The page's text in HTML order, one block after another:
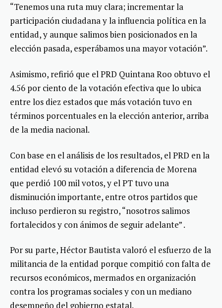
“Tenemos una ruta muy clara; incrementar la
participación ciudadana y la influencia política en la
entidad, y aunque salimos bien posicionados en la
elección pasada, esperábamos una mayor votación”.
Asimismo, refirió que el PRD Quintana Roo obtuvo el
4.56 por ciento de la votación efectiva que lo ubica
entre los diez estados que más votación tuvo en
términos porcentuales en la elección anterior, arriba
de la media nacional.
Con base en el análisis de los resultados, el PRD en la
entidad elevó su votación a diferencia de Morena
que perdió 100 mil votos, y el PT tuvo una
disminución importante, entre otros partidos que
incluso perdieron su registro, “nosotros salimos
fortalecidos y con ánimos de seguir adelante” .
Por su parte, Héctor Bautista valoró el esfuerzo de la
militancia de la entidad porque compitió con falta de
recursos económicos, mermados en organización
contra los programas sociales y con un mediano
desempeño del gobierno estatal.